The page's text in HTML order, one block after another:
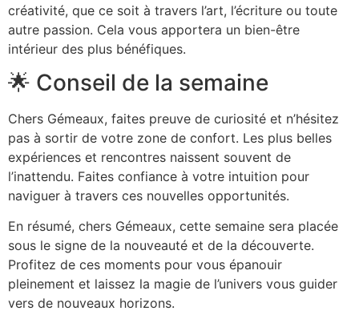
créativité, que ce soit à travers l’art, l’écriture ou toute
autre passion. Cela vous apportera un bien-être
intérieur des plus bénéfiques.
🌟 Conseil de la semaine
Chers Gémeaux, faites preuve de curiosité et n’hésitez
pas à sortir de votre zone de confort. Les plus belles
expériences et rencontres naissent souvent de
l’inattendu. Faites confiance à votre intuition pour
naviguer à travers ces nouvelles opportunités.
En résumé, chers Gémeaux, cette semaine sera placée
sous le signe de la nouveauté et de la découverte.
Profitez de ces moments pour vous épanouir
pleinement et laissez la magie de l’univers vous guider
vers de nouveaux horizons.